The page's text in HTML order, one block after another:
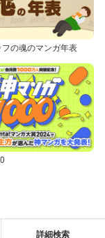
の魂のマンガ年表
詳細検索